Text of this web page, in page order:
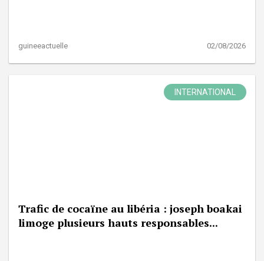
guineeactuelle 02/08/2026
INTERNATIONAL
Trafic de cocaïne au libéria : joseph boakai
limoge plusieurs hauts responsables...